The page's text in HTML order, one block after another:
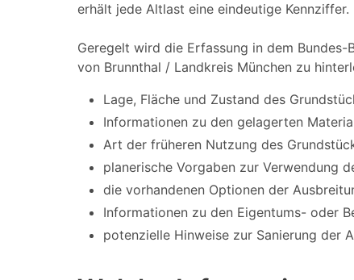
erhält jede Altlast eine eindeutige Kennziffer.
Geregelt wird die Erfassung in dem
von Brunnthal / Landkreis München zu
Lage, Fläche und Zustand des
Informationen zu den gelagerten
Art der früheren Nutzung des
planerische Vorgaben zur Verwendung
die vorhandenen Optionen der
Informationen zu den Eigentums- oder
potenzielle Hinweise zur Sanierung der